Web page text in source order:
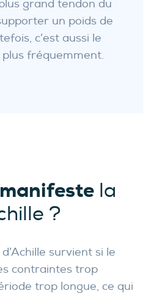
grand tendon du
un poids de
c’est aussi le
fréquemment.
la
?
survient si le
contraintes trop
trop longue, ce qui